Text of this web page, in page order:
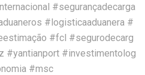
#segurançadecarga
#logisticaaduanera #
#fcl #segurodecarg
#yantianport #investimentolog
#msc